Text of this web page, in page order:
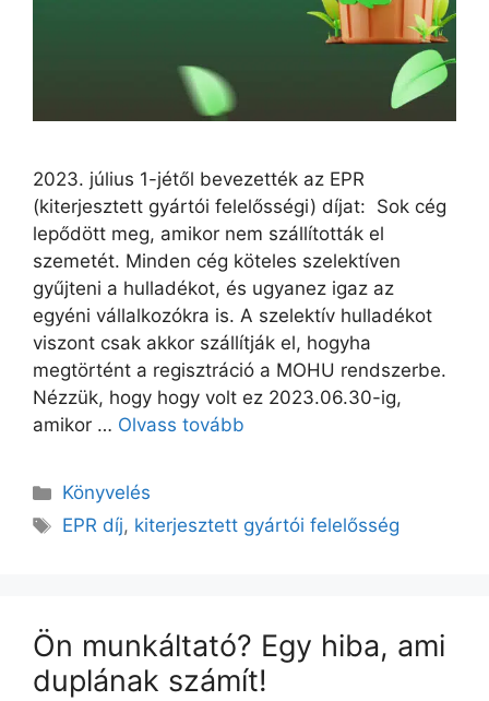
2023. július 1-jétől bevezették az EPR
(kiterjesztett gyártói felelősségi) díjat: Sok cég
lepődött meg, amikor nem szállították el
szemetét. Minden cég köteles szelektíven
gyűjteni a hulladékot, és ugyanez igaz az
egyéni vállalkozókra is. A szelektív hulladékot
viszont csak akkor szállítják el, hogyha
megtörtént a regisztráció a MOHU rendszerbe.
Nézzük, hogy hogy volt ez 2023.06.30-ig,
amikor … Olvass tovább
Könyvelés
EPR díj, kiterjesztett gyártói felelősség
Ön munkáltató? Egy hiba, ami
duplának számít!